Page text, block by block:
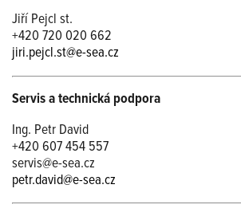
Jiří Pejcl st.
+420 720 020 662
jiri.pejcl.st@e-sea.cz
Servis a technická podpora
Ing. Petr David
+420 607 454 557
servis@e-sea.cz
petr.david@e-sea.cz